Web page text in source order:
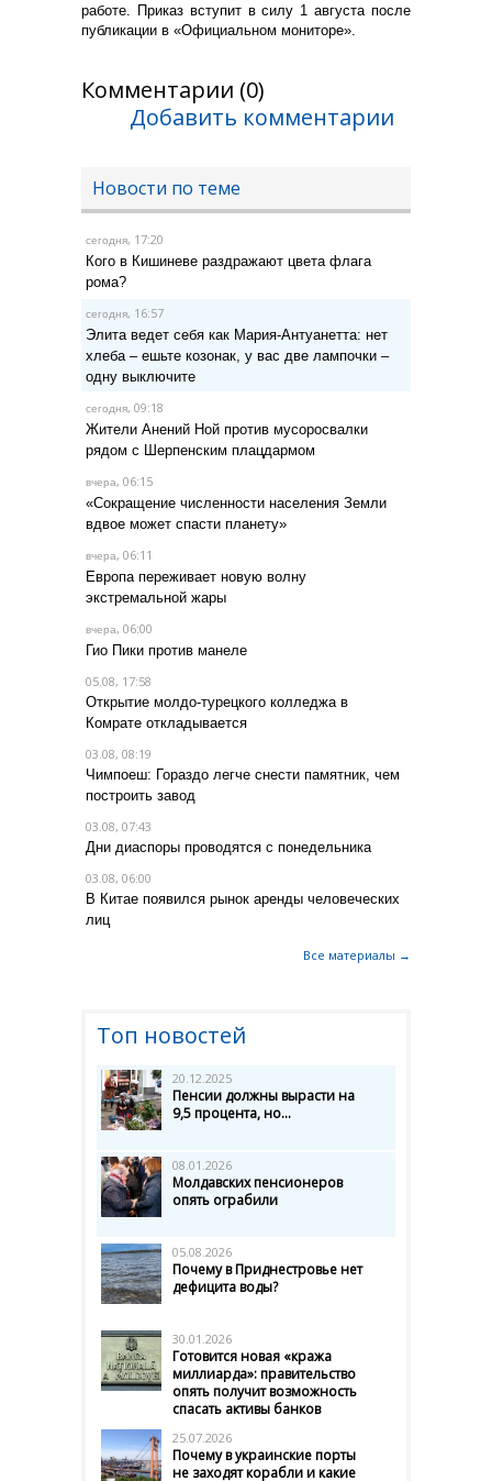
работе. Приказ вступит в силу 1 августа после
публикации в «Официальном мониторе».
Комментарии (0)
Добавить комментарии
Новости по теме
сегодня, 17:20
Кого в Кишиневе раздражают цвета флага
рома?
сегодня, 16:57
Элита ведет себя как Мария-Антуанетта: нет
хлеба – ешьте козонак, у вас две лампочки –
одну выключите
сегодня, 09:18
Жители Анений Ной против мусоросвалки
рядом с Шерпенским плацдармом
вчера, 06:15
«Сокращение численности населения Земли
вдвое может спасти планету»
вчера, 06:11
Европа переживает новую волну
экстремальной жары
вчера, 06:00
Гио Пики против манеле
05.08, 17:58
Открытие молдо-турецкого колледжа в
Комрате откладывается
03.08, 08:19
Чимпоеш: Гораздо легче снести памятник, чем
построить завод
03.08, 07:43
Дни диаспоры проводятся с понедельника
03.08, 06:00
В Китае появился рынок аренды человеческих
лиц
Все материалы →
Топ новостей
20.12.2025
Пенсии должны вырасти на
9,5 процента, но...
08.01.2026
Молдавских пенсионеров
опять ограбили
05.08.2026
Почему в Приднестровье нет
дефицита воды?
30.01.2026
Готовится новая «кража
миллиарда»: правительство
опять получит возможность
спасать активы банков
25.07.2026
Почему в украинские порты
не заходят корабли и какие